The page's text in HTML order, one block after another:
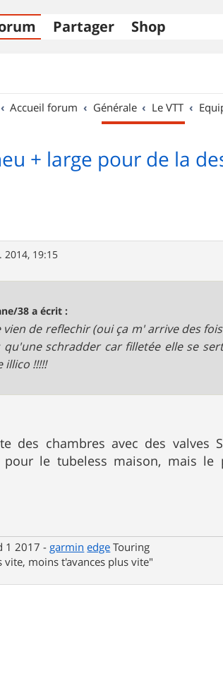
Partager Shop
Accueil forum Générale Le VTT
+ large pour de la
2014, 19:15
38 a écrit :
vien de reflechir (oui ça m' arrive des
qu'une schradder car filletée elle se
illico !!!!!
des chambres avec des valves
le tubeless maison, mais
1 2017 - garmin edge Touring
vite, moins t'avances plus vite"